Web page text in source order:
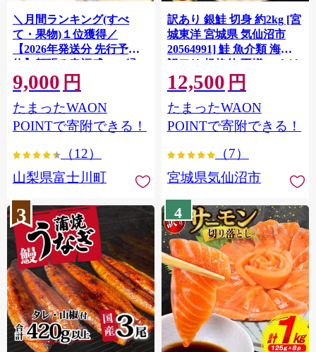
＼月間ランキング(すべ
て・果物)１位獲得／
【2026年発送分 先行予
約】頬張る幸福感 〜緑の
宝石・ シャインマスカッ
ト 〜 １ｋｇ以上（２〜３
房） フルーツ 山梨県産 果
物 くだもの シャイン マス
大粒 種なし 先行予約 富士
円 九千円
9,000 円
たまったWAON
POINTで寄附できる！
（12）
山梨県富士川町
訳あり 銀鮭 切身 約2kg [宮
城東洋 宮城県 気仙沼市
20564991] 鮭 魚介類 海鮮
訳アリ 規格外 不揃い さけ
サケ 鮭切身 シャケ 切り身
冷凍 家庭用 おかず 弁当 支
援 サーモン 銀鮭切り身 魚
わけあり
12,500 円
たまったWAON
POINTで寄附できる！
（7）
宮城県気仙沼市
3 4